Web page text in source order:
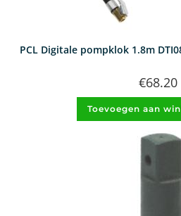
PCL Digitale pompklok 1.8m
€68.20
Toevoegen aan